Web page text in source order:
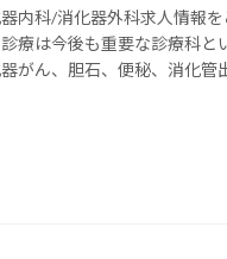
内科/消化器外科求人情報
療は今後も重要な診療科と
がん、胆石、便秘、消化管